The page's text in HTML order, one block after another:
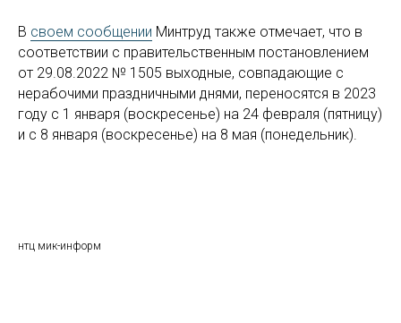
В своем сообщении Минтруд также отмечает, что в
соответствии с правительственным постановлением
от 29.08.2022 № 1505 выходные, совпадающие с
нерабочими праздничными днями, переносятся в 2023
году с 1 января (воскресенье) на 24 февраля (пятницу)
и с 8 января (воскресенье) на 8 мая (понедельник).
нтц мик-информ